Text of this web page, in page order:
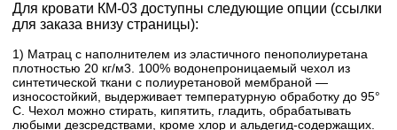
Для кровати КМ-03 доступны следующие опции (ссылки
для заказа внизу страницы):
1) Матрац с наполнителем из эластичного пенополиуретана
плотностью 20 кг/м3. 100% водонепроницаемый чехол из
синтетической ткани с полиуретановой мембраной —
износостойкий, выдерживает температурную обработку до 95°
С. Чехол можно стирать, кипятить, гладить, обрабатывать
любыми дезсредствами, кроме хлор и альдегид-содержащих.